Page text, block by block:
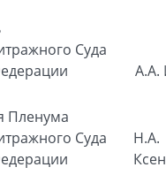
Суда
А.А.
Пленума
Суда
Н.А.